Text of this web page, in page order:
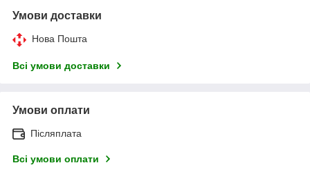
Умови доставки
Нова Пошта
Всі умови доставки
Умови оплати
Післяплата
Всі умови оплати